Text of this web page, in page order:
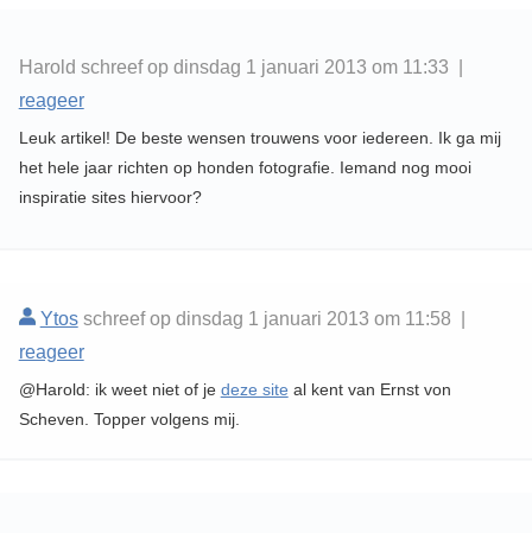
Harold schreef op dinsdag 1 januari 2013 om 11:33 |
reageer
Leuk artikel! De beste wensen trouwens voor iedereen. Ik ga mij
het hele jaar richten op honden fotografie. Iemand nog mooi
inspiratie sites hiervoor?
Ytosschreef op dinsdag 1 januari 2013 om 11:58 |
reageer
@Harold: ik weet niet of je deze site al kent van Ernst von
Scheven. Topper volgens mij.